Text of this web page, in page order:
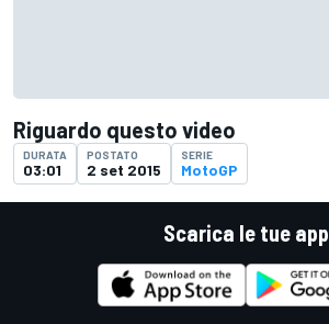
Riguardo questo video
DURATA
03:01
POSTATO
2 set 2015
SERIE
MotoGP
Scarica le tue app